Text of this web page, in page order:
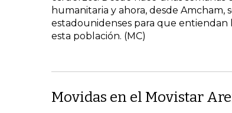
humanitaria y ahora, desde Amcham,
estadounidenses para que
esta población. (MC)
Movidas en el Movistar